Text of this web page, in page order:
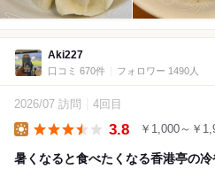
Aki227
口コミ 670件 フォロワー 1490人
2026/07 訪問 4回目
3.8 ￥1,000～￥
暑くなると食べたくなる香港亭の